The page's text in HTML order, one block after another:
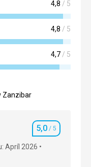
4,8 / 5
4,8 / 5
4,7/ 5
Zanzibar
Hodnotenie
5,0 / 5
Apríl 2026